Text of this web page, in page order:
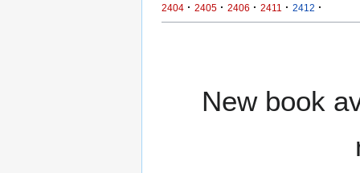
2404 · 2405 · 2406 · 2411 · 2412 ·
New book